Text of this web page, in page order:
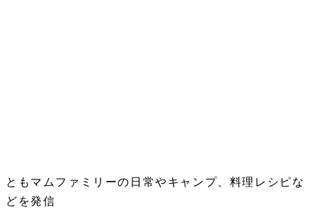
ともマムファミリーの日常やキャンプ、料理レシピな
どを発信